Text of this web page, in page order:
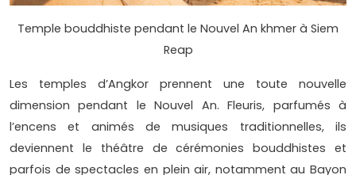
Temple bouddhiste pendant le Nouvel An khmer à Siem
Reap
Les temples d’Angkor prennent une toute nouvelle
dimension pendant le Nouvel An. Fleuris, parfumés à
l’encens et animés de musiques traditionnelles, ils
deviennent le théâtre de cérémonies bouddhistes et
parfois de spectacles en plein air, notamment au Bayon